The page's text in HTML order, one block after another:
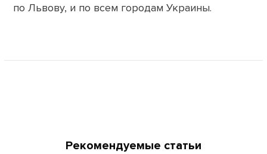
по Львову, и по всем городам Украины.
Рекомендуемые статьи